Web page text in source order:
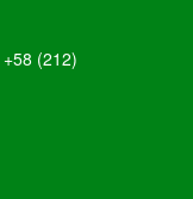
+58 (212)